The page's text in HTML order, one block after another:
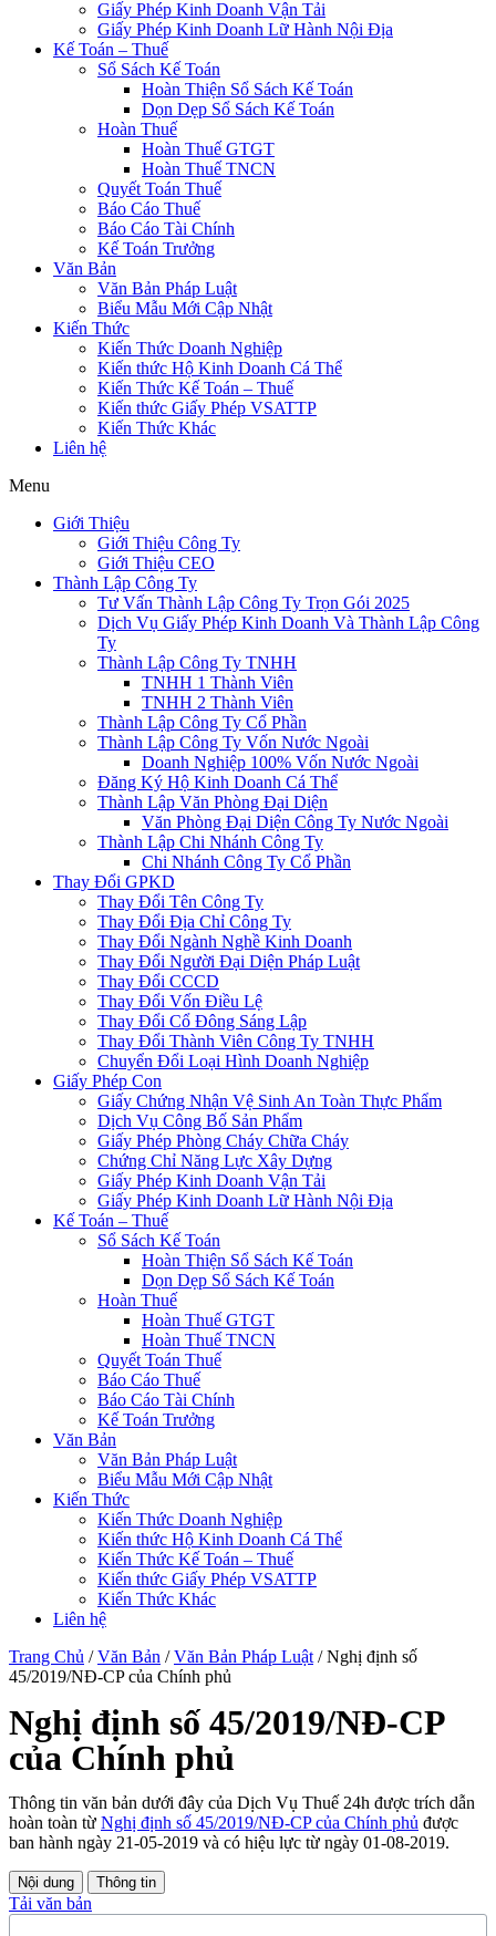
Giấy Phép Kinh Doanh Vận Tải
Giấy Phép Kinh Doanh Lữ Hành Nội Địa
Kế Toán – Thuế
Sổ Sách Kế Toán
Hoàn Thiện Sổ Sách Kế Toán
Dọn Dẹp Sổ Sách Kế Toán
Hoàn Thuế
Hoàn Thuế GTGT
Hoàn Thuế TNCN
Quyết Toán Thuế
Báo Cáo Thuế
Báo Cáo Tài Chính
Kế Toán Trưởng
Văn Bản
Văn Bản Pháp Luật
Biểu Mẫu Mới Cập Nhật
Kiến Thức
Kiến Thức Doanh Nghiệp
Kiến thức Hộ Kinh Doanh Cá Thể
Kiến Thức Kế Toán – Thuế
Kiến thức Giấy Phép VSATTP
Kiến Thức Khác
Liên hệ
Menu
Giới Thiệu
Giới Thiệu Công Ty
Giới Thiệu CEO
Thành Lập Công Ty
Tư Vấn Thành Lập Công Ty Trọn Gói 2025
Dịch Vụ Giấy Phép Kinh Doanh Và Thành Lập Công
Ty
Thành Lập Công Ty TNHH
TNHH 1 Thành Viên
TNHH 2 Thành Viên
Thành Lập Công Ty Cổ Phần
Thành Lập Công Ty Vốn Nước Ngoài
Doanh Nghiệp 100% Vốn Nước Ngoài
Đăng Ký Hộ Kinh Doanh Cá Thể
Thành Lập Văn Phòng Đại Diện
Văn Phòng Đại Diện Công Ty Nước Ngoài
Thành Lập Chi Nhánh Công Ty
Chi Nhánh Công Ty Cổ Phần
Thay Đổi GPKD
Thay Đổi Tên Công Ty
Thay Đổi Địa Chỉ Công Ty
Thay Đổi Ngành Nghề Kinh Doanh
Thay Đổi Người Đại Diện Pháp Luật
Thay Đổi CCCD
Thay Đổi Vốn Điều Lệ
Thay Đổi Cổ Đông Sáng Lập
Thay Đổi Thành Viên Công Ty TNHH
Chuyển Đổi Loại Hình Doanh Nghiệp
Giấy Phép Con
Giấy Chứng Nhận Vệ Sinh An Toàn Thực Phẩm
Dịch Vụ Công Bố Sản Phẩm
Giấy Phép Phòng Cháy Chữa Cháy
Chứng Chỉ Năng Lực Xây Dựng
Giấy Phép Kinh Doanh Vận Tải
Giấy Phép Kinh Doanh Lữ Hành Nội Địa
Kế Toán – Thuế
Sổ Sách Kế Toán
Hoàn Thiện Sổ Sách Kế Toán
Dọn Dẹp Sổ Sách Kế Toán
Hoàn Thuế
Hoàn Thuế GTGT
Hoàn Thuế TNCN
Quyết Toán Thuế
Báo Cáo Thuế
Báo Cáo Tài Chính
Kế Toán Trưởng
Văn Bản
Văn Bản Pháp Luật
Biểu Mẫu Mới Cập Nhật
Kiến Thức
Kiến Thức Doanh Nghiệp
Kiến thức Hộ Kinh Doanh Cá Thể
Kiến Thức Kế Toán – Thuế
Kiến thức Giấy Phép VSATTP
Kiến Thức Khác
Liên hệ
Trang Chủ /Văn Bản /Văn Bản Pháp Luật /Nghị định số
45/2019/NĐ-CP của Chính phủ
Nghị định số 45/2019/NĐ-CP
của Chính phủ
Thông tin văn bản dưới đây của Dịch Vụ Thuế 24h được trích dẫn
hoàn toàn từ Nghị định số 45/2019/NĐ-CP của Chính phủ được
ban hành ngày 21-05-2019 và có hiệu lực từ ngày 01-08-2019.
Nội dung Thông tin
Tải văn bản